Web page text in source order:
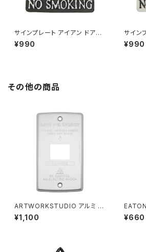
サインプレート アイアン ドアプ
レート 案内 禁煙室 NO SMOK
ING ブラック
¥990
サイン
レート
ING ホ
¥990
その他の商品
ARTWORKSTUDIO アルミ ス
イッチプレート コンセントカバー
1口
¥1,100
EATON
防塵シ
付き 2
¥660